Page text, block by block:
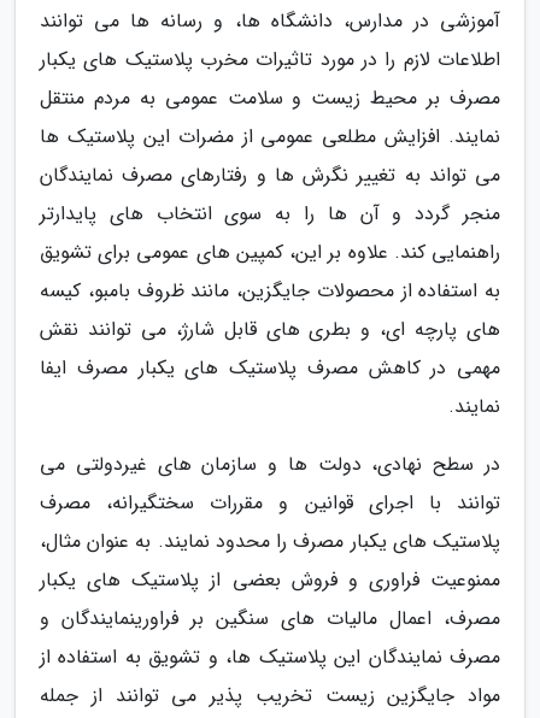
آموزشی در مدارس، دانشگاه ها، و رسانه ها می توانند
اطلاعات لازم را در مورد تاثیرات مخرب پلاستیک های یکبار
مصرف بر محیط زیست و سلامت عمومی به مردم منتقل
نمایند. افزایش مطلعی عمومی از مضرات این پلاستیک ها
می تواند به تغییر نگرش ها و رفتارهای مصرف نمایندگان
منجر گردد و آن ها را به سوی انتخاب های پایدارتر
راهنمایی کند. علاوه بر این، کمپین های عمومی برای تشویق
به استفاده از محصولات جایگزین، مانند ظروف بامبو، کیسه
های پارچه ای، و بطری های قابل شارژ، می توانند نقش
مهمی در کاهش مصرف پلاستیک های یکبار مصرف ایفا
نمایند.
در سطح نهادی، دولت ها و سازمان های غیردولتی می
توانند با اجرای قوانین و مقررات سختگیرانه، مصرف
پلاستیک های یکبار مصرف را محدود نمایند. به عنوان مثال،
ممنوعیت فراوری و فروش بعضی از پلاستیک های یکبار
مصرف، اعمال مالیات های سنگین بر فراورینمایندگان و
مصرف نمایندگان این پلاستیک ها، و تشویق به استفاده از
مواد جایگزین زیست تخریب پذیر می توانند از جمله